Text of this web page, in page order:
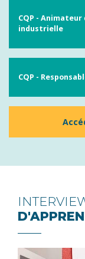
CQP -
industrielle
CQP -